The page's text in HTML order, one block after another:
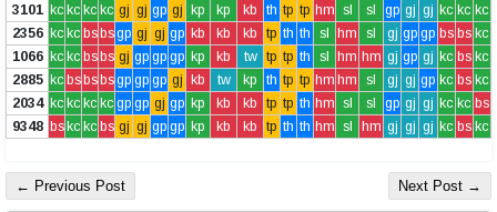
3101 kc kc kc kc gj gj gp gj kp kp kb th tp tp hm sl sl gp gj gj kc kc kc
2356 kc kc bsbsgp gj gj gp kb kb kb tp th th sl hm sl gj gp gp bs bs kc
1066 kc kc bsbs gj gp gp gp kp kb tw tp tp th sl hm hm gj gp gj kc bs kc
2885 kc bsbsbsgp gp gp gj kb tw kp th tp tp hm hm sl gj gj gp kc bs kc
2034 kc kc kc kc gp gp gj gp kp kb kb tp tp th hm sl sl gp gj gj kc kc bs
9348 bskc kc bs gj gj gp gp kp kb kb tp th th hm sl hm gj gj gj kc bs kc
← Previous Post Next Post →